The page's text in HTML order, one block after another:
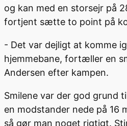
og kan med en storsejr på
fortjent sætte to point på
- Det var dejligt at komme
hjemmebane, fortæller en
Andersen efter kampen.
Smilene var der god grund
en modstander nede på 16
så gør man noget rigtigt.